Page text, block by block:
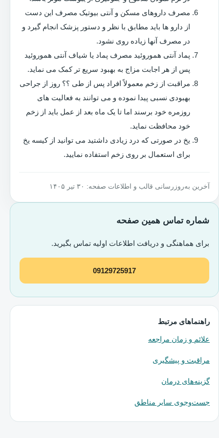
مصرف داروهای مسکن و آنتی بیوتیک مصرف این دست
از دارو ها باید مطابق با نظر و دستور پزشک انجام گیرد و
در مصرف آنها زیاده روی نشود.
پماد آنتی هموروئید مصرف پماد یا شیاف آنتی هموروئید
پس از هر اجابت مزاج به بهبود سریع تر کمک می نماید.
مراقبت از زخم معمولاً افراد پس از طی ؟؟ روز از جراحی
بهبودی نسبی پیدا نموده و می توانند به فعالیت های
روزمره خود برسند اما تا یک ماه بعد از عمل باید از زخم
خود محافظت نماید.
یخ در صورتی که درد زیادی داشتید می توانید از کیسه یخ
برای استعمال بر روی زخم استفاده نمایید.
آخرین به‌روزرسانی قالب و اطلاعات صفحه: ۳۰ تیر ۱۴۰۵
شماره تماس همین صفحه
برای هماهنگی و دریافت اطلاعات اولیه تماس بگیرید.
09129725917
راهنماهای مرتبط
علائم و زمان مراجعه
مراقبت و پیشگیری
گزینه‌های درمان
جست‌وجوی سایر مناطق